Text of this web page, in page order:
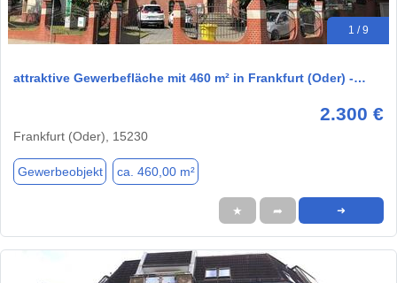
1 / 9
attraktive Gewerbefläche mit 460 m² in Frankfurt (Oder) -…
2.300 €
Frankfurt (Oder), 15230
Gewerbeobjekt ca. 460,00 m²
★ ➦ ➜